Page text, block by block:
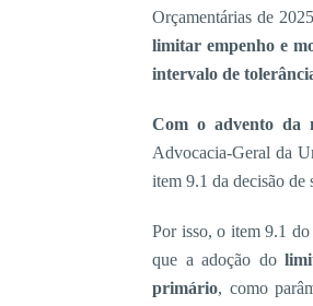
Orçamentárias de
limitar empenho e
intervalo de
Com o advento da
Advocacia-Geral da
item 9.1 da decisão de
Por isso, o item 9.1
que a adoção do
primário, como